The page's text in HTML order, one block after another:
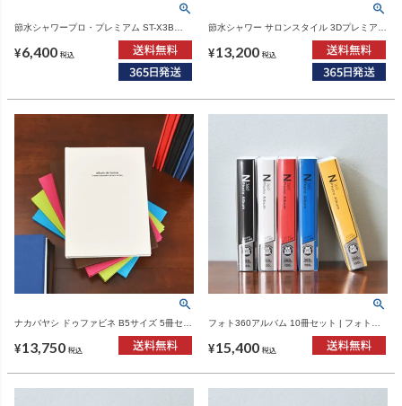
節水シャワープロ・プレミアム ST-X3B
¥6,400 税込
節水シャワー サロンスタイル 3Dプレミアム
ッド
¥13,200 税込
ナカバヤシ ドゥファビネ B5サイズ 5冊セッ
¥13,750 税込
フォト360アルバム 10冊セット | フォトア
¥15,400 税込